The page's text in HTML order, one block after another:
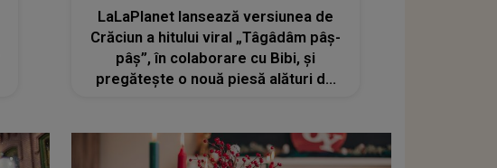
LaLaPlanet lansează versiunea de
Crăciun a hitului viral „Tâgâdâm pâș-
pâș”, în colaborare cu Bibi, și
pregătește o nouă piesă alături de